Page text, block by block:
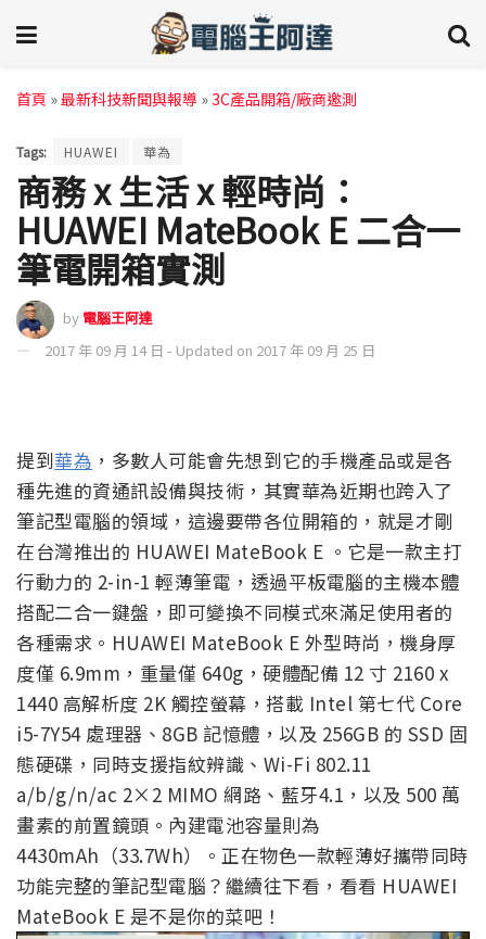
首頁 »最新科技新聞與報導 »3C產品開箱/廠商邀測
Tags: HUAWEI 華為
商務 x 生活 x 輕時尚：
HUAWEI MateBook E 二合一
筆電開箱實測
by 電腦王阿達
2017 年 09 月 14 日 - Updated on 2017 年 09 月 25 日
提到華為 ，多數人可能會先想到它的手機產品或是各
種先進的資通訊設備與技術，其實華為近期也跨入了
筆記型電腦的領域，這邊要帶各位開箱的，就是才剛
在台灣推出的 HUAWEI MateBook E 。它是一款主打
行動力的 2-in-1 輕薄筆電，透過平板電腦的主機本體
搭配二合一鍵盤，即可變換不同模式來滿足使用者的
各種需求。HUAWEI MateBook E 外型時尚，機身厚
度僅 6.9mm，重量僅 640g，硬體配備 12 寸 2160 x
1440 高解析度 2K 觸控螢幕，搭載 Intel 第七代 Core
i5-7Y54 處理器、8GB 記憶體，以及 256GB 的 SSD 固
態硬碟，同時支援指紋辨識、Wi-Fi 802.11
a/b/g/n/ac 2×2 MIMO 網路、藍牙4.1，以及 500 萬
畫素的前置鏡頭。內建電池容量則為
4430mAh（33.7Wh）。正在物色一款輕薄好攜帶同時
功能完整的筆記型電腦？繼續往下看，看看 HUAWEI
MateBook E 是不是你的菜吧！